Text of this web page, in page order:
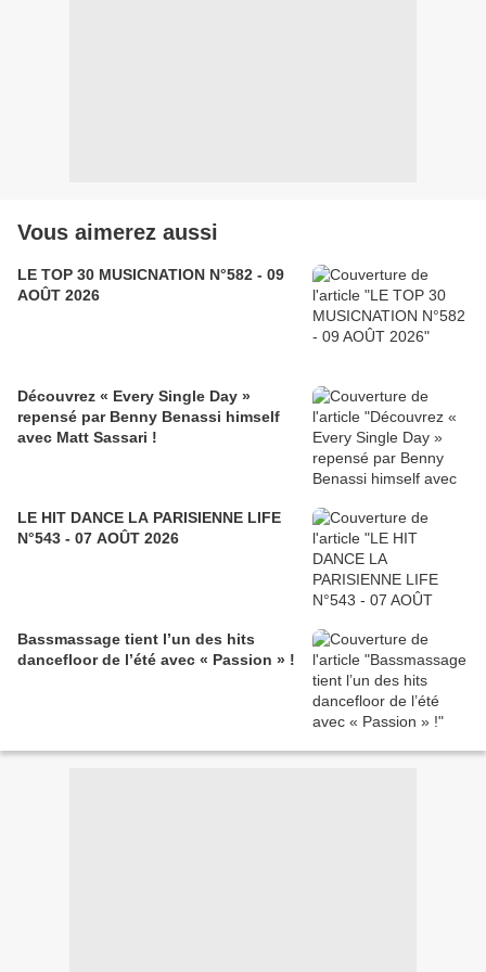
Vous aimerez aussi
LE TOP 30 MUSICNATION N°582 - 09
AOÛT 2026
Découvrez « Every Single Day »
repensé par Benny Benassi himself
avec Matt Sassari !
LE HIT DANCE LA PARISIENNE LIFE
N°543 - 07 AOÛT 2026
Bassmassage tient l’un des hits
dancefloor de l’été avec « Passion » !